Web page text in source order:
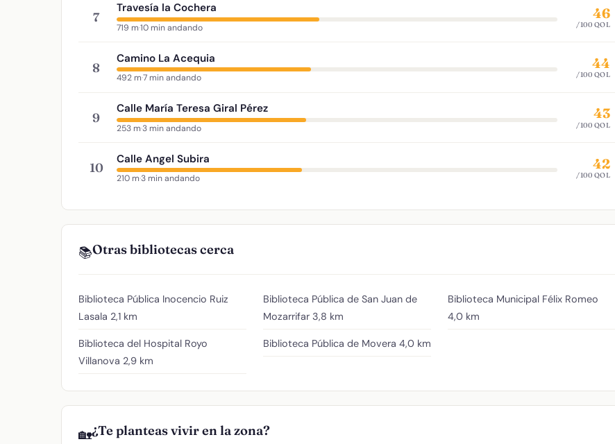
7
Travesía la Cochera
719 m·10 min andando
46
/100 QOL
8
Camino La Acequia
492 m·7 min andando
44
/100 QOL
9
Calle María Teresa Giral Pérez
253 m·3 min andando
43
/100 QOL
10
Calle Angel Subira
210 m·3 min andando
42
/100 QOL
📚Otras bibliotecas cerca
Biblioteca Pública Inocencio Ruiz
Lasala 2,1 km
Biblioteca del Hospital Royo
Villanova 2,9 km
Biblioteca Pública de San Juan de
Mozarrifar 3,8 km
Biblioteca Pública de Movera 4,0 km
Biblioteca Municipal Félix Romeo
4,0 km
🏡¿Te planteas vivir en la zona?